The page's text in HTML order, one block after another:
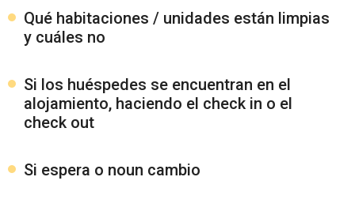
Qué habitaciones / unidades están limpias
y cuáles no
Si los huéspedes se encuentran en el
alojamiento, haciendo el check in o el
check out
Si espera o noun cambio